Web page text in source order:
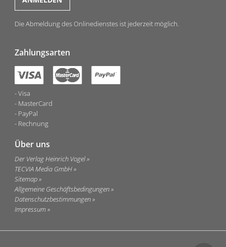
Die Abmeldung des Onlinedienstes ist jederzeit möglich.
Zahlungsarten
Visa
MasterCard
PayPal
Rechnung
Über uns
Der Verlag Heinrich Vogel
TECVIA Media GmbH
Sitemap
Allgemeine Geschäftsbedingungen
Datenschutzbestimmungen
Impressum